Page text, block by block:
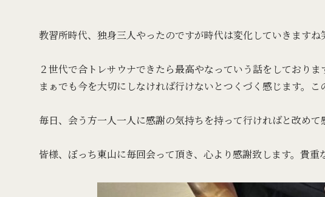
教習所時代、独身三人やったのですが時代は変化していきます
２世代で合トレサウナできたら最高やなっていう話をしておりま
まぁでも今を大切にしなければ行けないとつくづく感じます。こ
毎日、会う方一人一人に感謝の気持ちを持って行ければと改めて
皆様、ぼっち東山に毎回会って頂き、心より感謝致します。貴重